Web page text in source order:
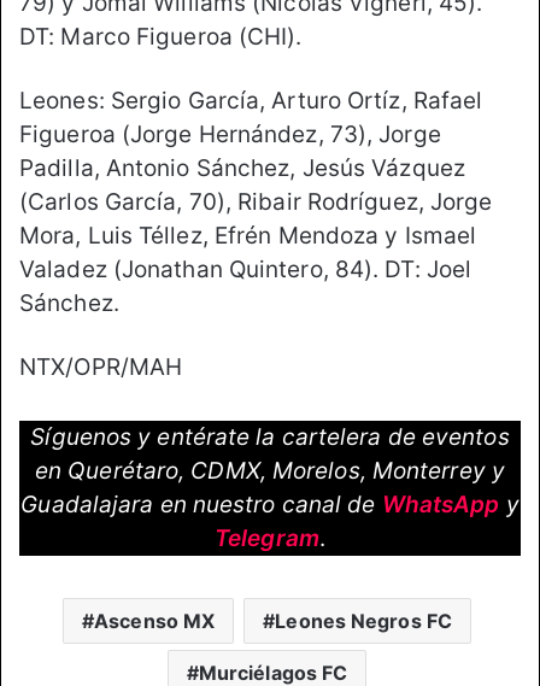
DT: Marco Figueroa (CHI).
Leones: Sergio García, Arturo Ortíz, Rafael
Figueroa (Jorge Hernández, 73), Jorge
Padilla, Antonio Sánchez, Jesús Vázquez
(Carlos García, 70), Ribair Rodríguez, Jorge
Mora, Luis Téllez, Efrén Mendoza y Ismael
Valadez (Jonathan Quintero, 84). DT: Joel
Sánchez.
NTX/OPR/MAH
Síguenos y entérate la cartelera de eventos
en Querétaro, CDMX, Morelos, Monterrey y
Guadalajara en nuestro canal de WhatsApp y
Telegram.
Ascenso MX Leones Negros FC
Murciélagos FC